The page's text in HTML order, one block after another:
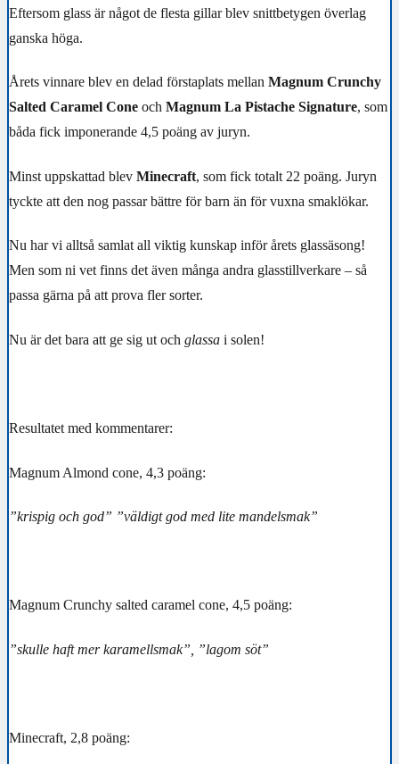
Eftersom glass är något de flesta gillar blev snittbetygen överlag
ganska höga.
Årets vinnare blev en delad förstaplats mellan Magnum Crunchy
Salted Caramel Cone och Magnum La Pistache Signature, som
båda fick imponerande 4,5 poäng av juryn.
Minst uppskattad blev Minecraft, som fick totalt 22 poäng. Juryn
tyckte att den nog passar bättre för barn än för vuxna smaklökar.
Nu har vi alltså samlat all viktig kunskap inför årets glassäsong!
Men som ni vet finns det även många andra glasstillverkare – så
passa gärna på att prova fler sorter.
Nu är det bara att ge sig ut och glassa i solen!
Resultatet med kommentarer:
Magnum Almond cone, 4,3 poäng:
”krispig och god” ”väldigt god med lite mandelsmak”
Magnum Crunchy salted caramel cone, 4,5 poäng:
”skulle haft mer karamellsmak”, ”lagom söt”
Minecraft, 2,8 poäng: